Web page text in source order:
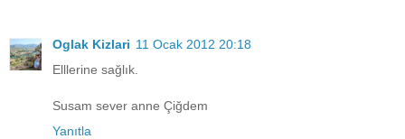
Oglak Kizlari 11 Ocak 2012 20:18
Elllerine sağlık.
Susam sever anne Çiğdem
Yanıtla